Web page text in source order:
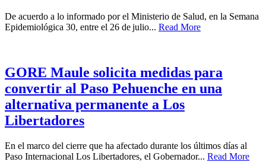
De acuerdo a lo informado por el Ministerio de Salud, en la Semana
Epidemiológica 30, entre el 26 de julio... Read More
GORE Maule solicita medidas para
convertir al Paso Pehuenche en una
alternativa permanente a Los
Libertadores
En el marco del cierre que ha afectado durante los últimos días al
Paso Internacional Los Libertadores, el Gobernador... Read More